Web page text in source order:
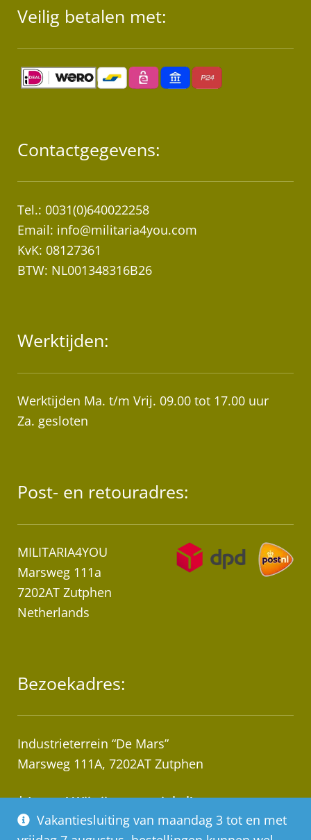
Vakantiesluiting van maandag 3 tot en met
Veilig betalen met:
Contactgegevens:
Tel.: 0031(0)640022258
Email: info@militaria4you.com
KvK: 08127361
BTW: NL001348316B26
Werktijden:
Werktijden Ma. t/m Vrij. 09.00 tot 17.00 uur
Za. gesloten
Post- en retouradres:
MILITARIA4YOU
Marsweg 111a
7202AT Zutphen
Netherlands
Bezoekadres:
Industrieterrein “De Mars”
Marsweg 111A, 7202AT Zutphen
* Let op! Wij zijn geen winkel!
Afhalen van bestellingen op afspraak!